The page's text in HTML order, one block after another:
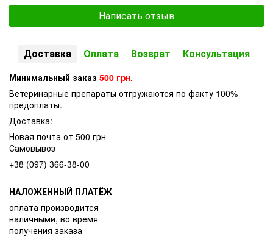
Написать отзыв
Доставка Оплата Возврат Консультация
Минимальный заказ 500 грн.
Ветеринарные препараты отгружаются по факту 100%
предоплаты.
Доставка:
Новая почта от 500 грн
Самовывоз
+38 (097) 366-38-00
НАЛОЖЕННЫЙ ПЛАТЁЖ
оплата производится
наличными, во время
получения заказа